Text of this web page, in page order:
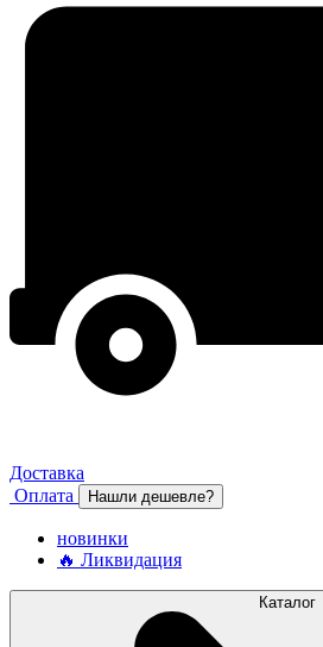
Доставка
Оплата
Нашли дешевле?
новинки
🔥 Ликвидация
Каталог